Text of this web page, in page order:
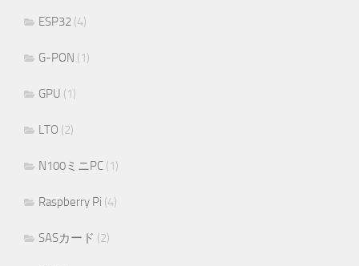
ESP32 (4)
G-PON (1)
GPU (1)
LTO (2)
N100ミニPC (1)
Raspberry Pi (4)
SASカード (2)